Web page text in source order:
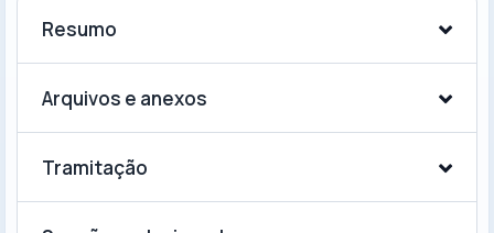
Resumo
Arquivos e anexos
Tramitação